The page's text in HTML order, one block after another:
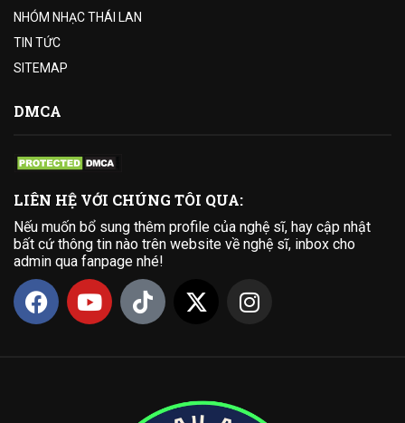
NHÓM NHẠC THÁI LAN
TIN TỨC
SITEMAP
DMCA
LIÊN HỆ VỚI CHÚNG TÔI QUA:
Nếu muốn bổ sung thêm profile của nghệ sĩ, hay cập nhật
bất cứ thông tin nào trên website về nghệ sĩ, inbox cho
admin qua fanpage nhé!